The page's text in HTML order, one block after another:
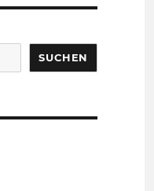
SUCHEN